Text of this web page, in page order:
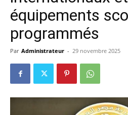
équipements
programmés
Par Administrateur - 29 novembre 2025